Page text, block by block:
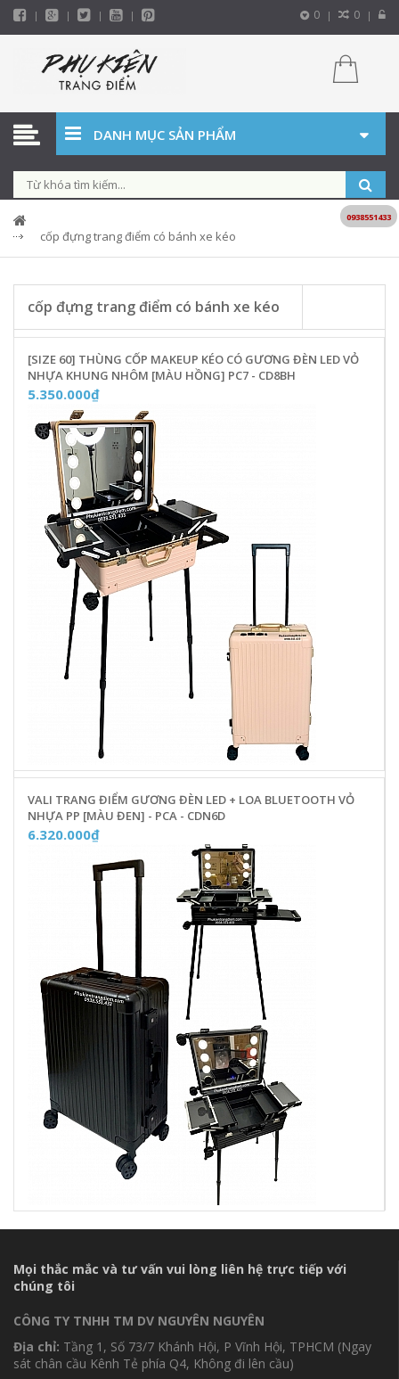
0 0
DANH MỤC SẢN PHẨM
cốp đựng trang điểm có bánh xe kéo
cốp đựng trang điểm có bánh xe kéo
[SIZE 60] THÙNG CỐP MAKEUP KÉO CÓ GƯƠNG ĐÈN LED VỎ
NHỰA KHUNG NHÔM [MÀU HỒNG] PC7 - CD8BH
5.350.000₫
VALI TRANG ĐIỂM GƯƠNG ĐÈN LED + LOA BLUETOOTH VỎ
NHỰA PP [MÀU ĐEN] - PCA - CDN6D
6.320.000₫
Mọi thắc mắc và tư vấn vui lòng liên hệ trực tiếp với
chúng tôi
CÔNG TY TNHH TM DV NGUYÊN NGUYÊN
Địa chỉ: Tầng 1, Số 73/7 Khánh Hội, P Vĩnh Hội, TPHCM (Ngay
sát chân cầu Kênh Tẻ phía Q4, Không đi lên cầu)
0938551433